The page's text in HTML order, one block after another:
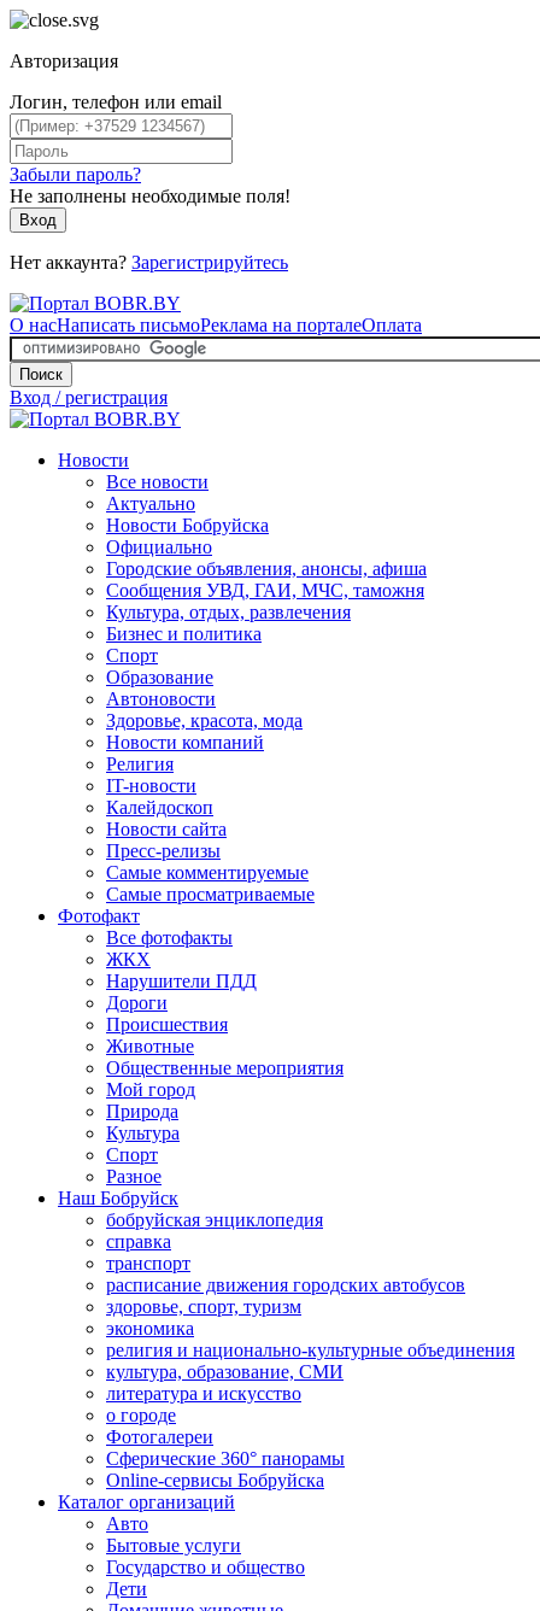
Авторизация
Логин, телефон или email
Забыли пароль?
Не заполнены необходимые поля!
Вход
Нет аккаунта? Зарегистрируйтесь
О насНаписать письмоРеклама на порталеОплата
Поиск
Вход / регистрация
Новости
Все новости
Актуально
Новости Бобруйска
Официально
Городские объявления, анонсы, афиша
Сообщения УВД, ГАИ, МЧС, таможня
Культура, отдых, развлечения
Бизнес и политика
Спорт
Образование
Автоновости
Здоровье, красота, мода
Новости компаний
Религия
IT-новости
Калейдоскоп
Новости сайта
Пресс-релизы
Самые комментируемые
Самые просматриваемые
Фотофакт
Все фотофакты
ЖКХ
Нарушители ПДД
Дороги
Происшествия
Животные
Общественные мероприятия
Мой город
Природа
Культура
Спорт
Разное
Наш Бобруйск
бобруйская энциклопедия
справка
транспорт
расписание движения городских автобусов
здоровье, спорт, туризм
экономика
религия и национально-культурные объединения
культура, образование, СМИ
литература и искусство
о городе
Фотогалереи
Сферические 360° панорамы
Online-сервисы Бобруйска
Каталог организаций
Авто
Бытовые услуги
Государство и общество
Дети